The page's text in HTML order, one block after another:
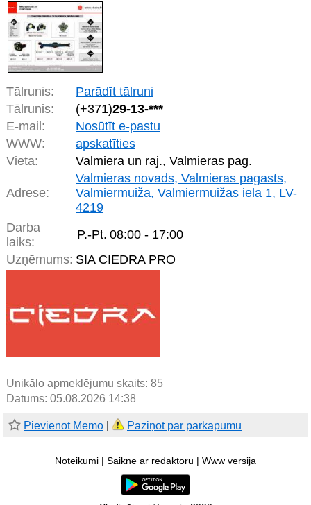
Tālrunis:
Parādīt tālruni
Tālrunis:
(+371)29-13-***
E-mail:
Nosūtīt e-pastu
WWW:
apskatīties
Vieta:
Valmiera un raj., Valmieras pag.
Adrese:
Valmieras novads, Valmieras pagasts,
Valmiermuiža, Valmiermuižas iela 1, LV-
4219
Darba
laiks:
P.-Pt. 08:00 - 17:00
Uzņēmums: SIA CIEDRA PRO
Unikālo apmeklējumu skaits: 85
Datums: 05.08.2026 14:38
Pievienot Memo Paziņot par pārkāpumu
Noteikumi Saikne ar redaktoru Www versija